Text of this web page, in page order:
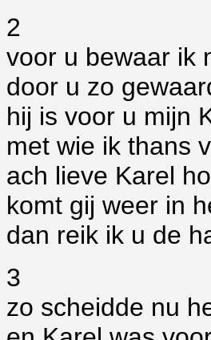
2
voor u bewaar ik
door u zo
hij is voor u mijn
met wie ik thans
ach lieve Karel
komt gij weer in
dan reik ik u de
3
zo scheidde nu